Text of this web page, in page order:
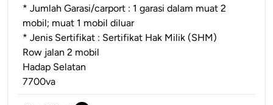
* Jumlah Garasi/carport : 1 garasi dalam muat 2
mobil; muat 1 mobil diluar
* Jenis Sertifikat : Sertifikat Hak Milik (SHM)
Row jalan 2 mobil
Hadap Selatan
7700va